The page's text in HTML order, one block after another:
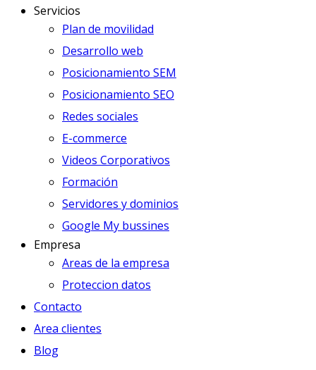
Servicios
Plan de movilidad
Desarrollo web
Posicionamiento SEM
Posicionamiento SEO
Redes sociales
E-commerce
Videos Corporativos
Formación
Servidores y dominios
Google My bussines
Empresa
Areas de la empresa
Proteccion datos
Contacto
Area clientes
Blog